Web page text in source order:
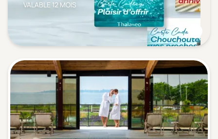
VALABLE 12 MOIS